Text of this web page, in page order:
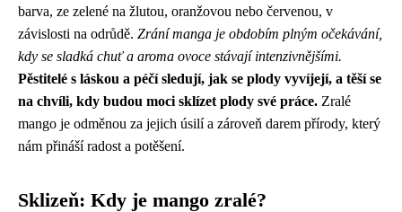
barva, ze zelené na žlutou, oranžovou nebo červenou, v
závislosti na odrůdě. Zrání manga je obdobím plným očekávání,
kdy se sladká chuť a aroma ovoce stávají intenzivnějšími.
Pěstitelé s láskou a péčí sledují, jak se plody vyvíjejí, a těší se
na chvíli, kdy budou moci sklízet plody své práce. Zralé
mango je odměnou za jejich úsilí a zároveň darem přírody, který
nám přináší radost a potěšení.
Sklizeň: Kdy je mango zralé?